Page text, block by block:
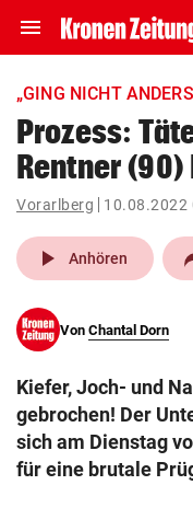
menu Navigation
ein-/ausklappen
account_circle Anmelden
pin_drop
Wien
search
eingeben
„GING NICHT
Prozess:
Rentner (90)
Vorarlberg 10.08.2022
play_arrow Anhören
Von Chantal Dorn
Kiefer, Joch- und
gebrochen! Der
sich am Dienstag
für eine brutale